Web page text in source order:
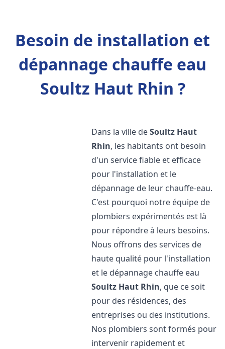
Besoin de installation et
dépannage chauffe eau
Soultz Haut Rhin ?
Dans la ville deSoultz Haut
Rhin, les habitants ont besoin
d'un service fiable et efficace
pour l'installation et le
dépannage de leur chauffe-eau.
C'est pourquoi notre équipe de
plombiers expérimentés est là
pour répondre à leurs besoins.
Nous offrons des services de
haute qualité pour l'installation
et le dépannage chauffe eau
Soultz Haut Rhin, que ce soit
pour des résidences, des
entreprises ou des institutions.
Nos plombiers sont formés pour
intervenir rapidement et